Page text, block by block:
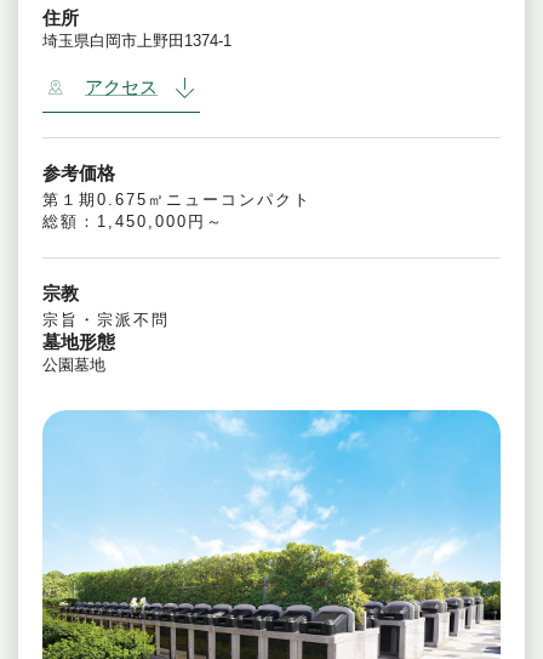
住所
埼玉県白岡市上野田1374-1
アクセス
参考価格
第１期0.675㎡ニューコンパクト
総額：1,450,000円～
宗教
宗旨・宗派不問
墓地形態
公園墓地